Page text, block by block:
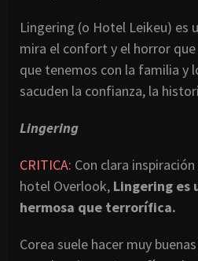
Lingering (o Hotel Leikeu) es
mira el confort y el horror
que tenemos con la familia y
sacuden la confianza, la
Lingering
CRITICA: Con clara
hotel Overlook, Lingering es
hermosa que terrorífica.
Corea suele hacer muy